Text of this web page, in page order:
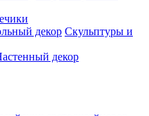
Скульптуры и
декор